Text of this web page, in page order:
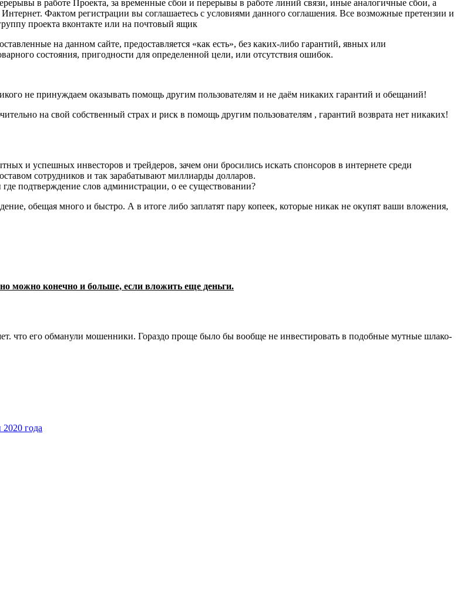
в работе Проекта, за временные сбои и перерывы в работе линий связи, иные аналогичные сбои, а
Фактом регистрации вы соглашаетесь с условиями данного соглашения. Все возможные претензии и
проекта вконтакте или на почтовый ящик
на данном сайте, предоставляется «как есть», без каких-либо гарантий, явных или
состояния, пригодности для определенной цели, или отсутствия ошибок.
не принуждаем оказывать помощь другим пользователям и не даём никаких гарантий и обещаний!
на свой собственный страх и риск в помощь другим пользователям , гарантий возврата нет никаких!
и успешных инвесторов и трейдеров, зачем они бросились искать спонсоров в интернете среди
сотрудников и так зарабатывают миллиарды долларов.
подтверждение слов администрации, о ее существовании?
обещая много и быстро. А в итоге либо заплатят пару копеек, которые никак не окупят ваши вложения,
можно конечно и больше, если вложить еще деньги.
что его обманули мошенники. Гораздо проще было бы вообще не инвестировать в подобные мутные шлако-
года